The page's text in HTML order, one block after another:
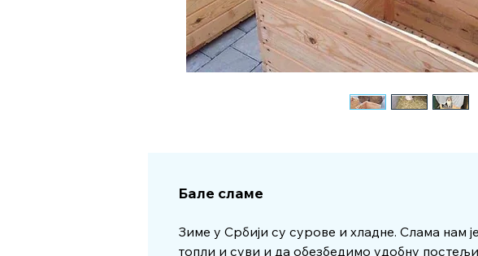
Бале сламе
Зиме у Србији су сурове и хладне. Слама нам
топли и суви и да обезбедимо удобну